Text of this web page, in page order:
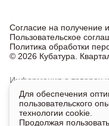
© 2026 Кубатура.
Согласие на
Пользовательское
Политика обработки
Информация о товарах
публичной офертой,
характер.
Для получения
и стоимости указанных
Для обеспечения
пользовательского
технологии cookie.
Продолжая